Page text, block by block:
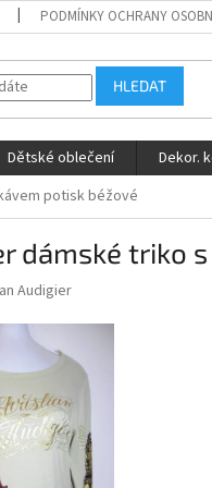
PODMÍNKY OCHRANY
HLEDAT
Dětské oblečení Dekor.
potisk béžové
dámské triko
Audigier